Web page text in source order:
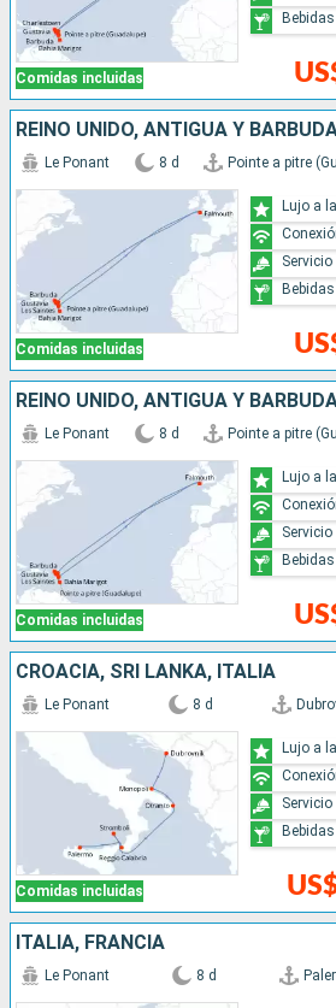
Comidas incluidas
Comidas incluidas
Le Ponant 8 d Pointe a pitre
Lujo a
Comidas incluidas
Le Ponant 8 d Pointe a pitre
Lujo a
CROACIA, SRI LANKA, ITALIA
Comidas incluidas
Le Ponant 8 d
Lujo a
ITALIA, FRANCIA
Le Ponant 8 d